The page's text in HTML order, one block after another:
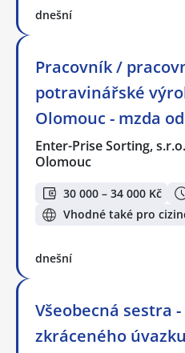
dnešní
Pracovník /
potravinářské
Olomouc - mzda
Enter-Prise Sorting, s.r.o.
Olomouc
30 000 – 34 000 Kč
Vhodné také pro
dnešní
Všeobecná sestra
zkráceného úvazku